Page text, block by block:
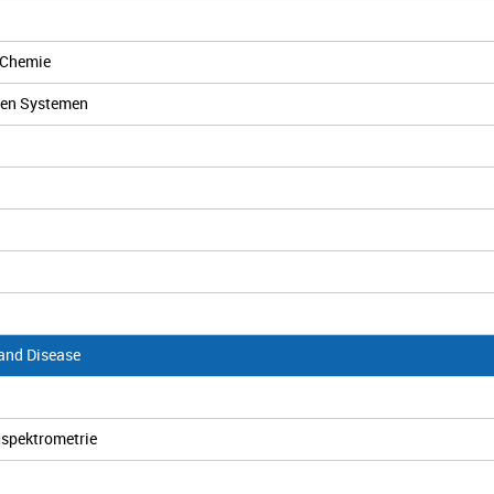
Systemen
Disease